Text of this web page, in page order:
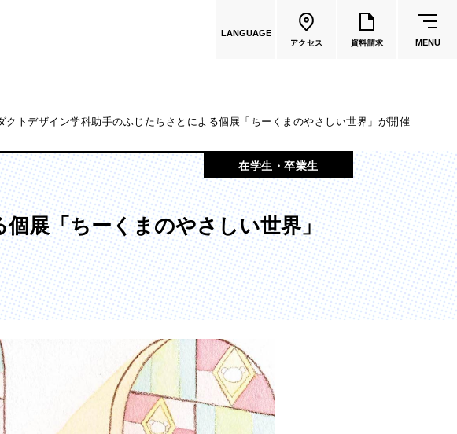
LANGUAGE
アクセス 資料請求 MENU
究科
科
共通教育
教員一覧
国際文化学部
（2026年度募集停止）
カートゥーンコース
（2025年度募集停止）
創造情報学部
クトデザイン学科助手のふじたちさとによる個展「ちーくまのやさしい世界」が開催
在学生・卒業生
展「ちーくまのやさしい世界」